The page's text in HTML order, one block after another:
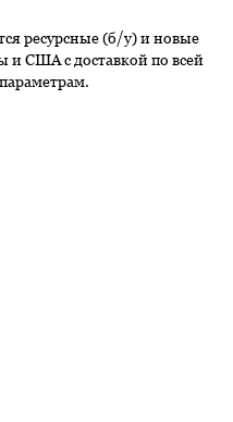
ресурсные (б/у) и новые
и США с доставкой по всей